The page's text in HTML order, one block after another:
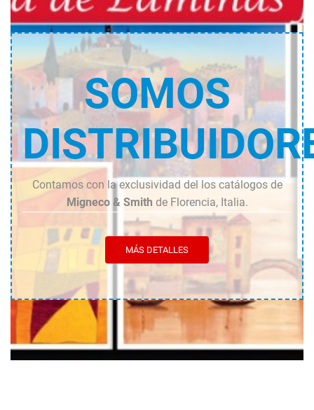
SOMOS
Contamos con la exclusividad del los catálogos de
Migneco & Smith de Florencia, Italia.
MÁS DETALLES